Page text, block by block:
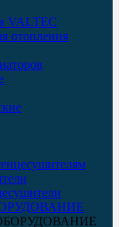
VALTEC
отопления